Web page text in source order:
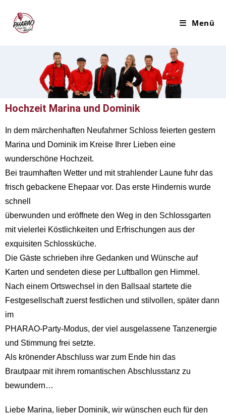
Menü
Hochzeit Marina und Dominik
In dem märchenhaften Neufahrner Schloss feierten gestern
Marina und Dominik im Kreise Ihrer Lieben eine
wunderschöne Hochzeit.
Bei traumhaften Wetter und mit strahlender Laune fuhr das
frisch gebackene Ehepaar vor. Das erste Hindernis wurde
schnell
überwunden und eröffnete den Weg in den Schlossgarten
mit vielerlei Köstlichkeiten und Erfrischungen aus der
exquisiten Schlossküche.
Die Gäste schrieben ihre Gedanken und Wünsche auf
Karten und sendeten diese per Luftballon gen Himmel.
Nach einem Ortswechsel in den Ballsaal startete die
Festgesellschaft zuerst festlichen und stilvollen, später dann
im
PHARAO-Party-Modus, der viel ausgelassene Tanzenergie
und Stimmung frei setzte.
Als krönender Abschluss war zum Ende hin das
Brautpaar mit ihrem romantischen Abschlusstanz zu
bewundern…
Liebe Marina, lieber Dominik, wir wünschen euch für den